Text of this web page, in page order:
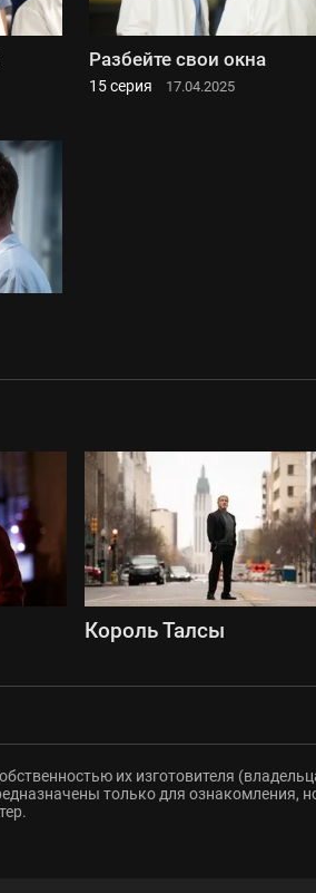
Разбейте свои окна
15 серия 17.04.2025
Король Талсы
их изготовителя
только для ознакомления,